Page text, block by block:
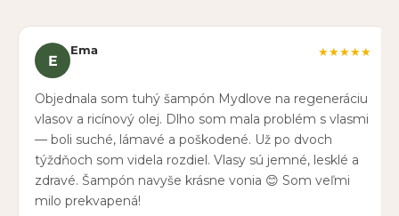
E
Ema ★★★★★
Objednala som tuhý šampón Mydlove na regeneráciu
vlasov a ricínový olej. Dlho som mala problém s vlasmi
— boli suché, lámavé a poškodené. Už po dvoch
týždňoch som videla rozdiel. Vlasy sú jemné, lesklé a
zdravé. Šampón navyše krásne vonia 😊 Som veľmi
milo prekvapená!